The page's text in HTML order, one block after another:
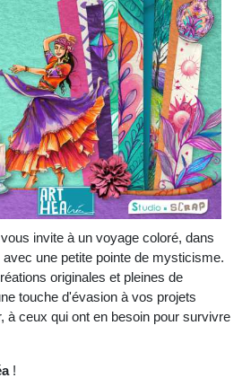
invite à un voyage coloré, dans
une petite pointe de mysticisme.
originales et pleines de
touche d'évasion à vos projets
à ceux qui ont en besoin pour survivre
!